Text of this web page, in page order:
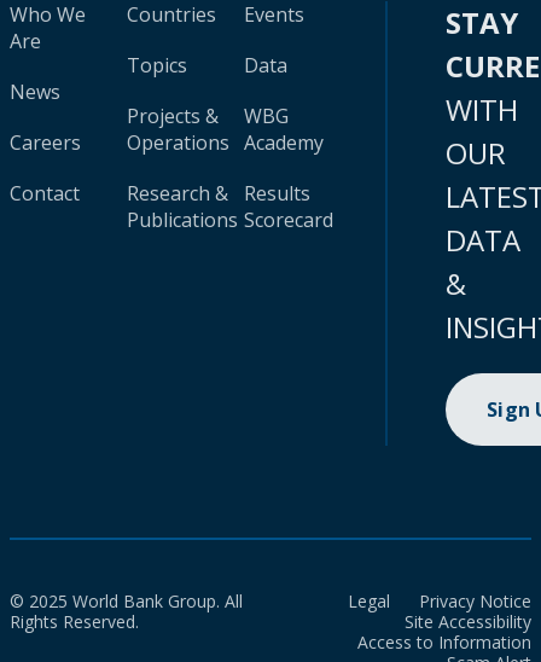
Who We
Are
News
Careers
Contact
Countries
Topics
Projects &
Operations
Research &
Publications
Events
Data
WBG
Academy
Results
Scorecard
STAY
WITH
OUR
DATA
&
Sign
© 2025 World Bank Group. All
Rights Reserved.
Legal
Privacy Notice
Site Accessibility
Access to Information